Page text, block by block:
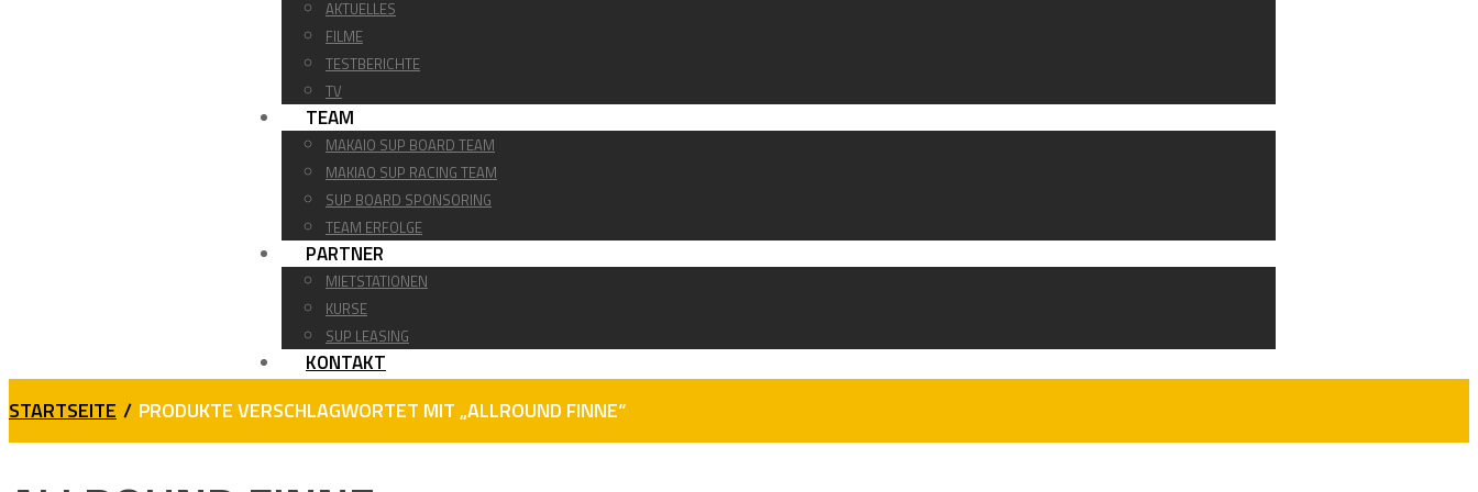
AKTUELLES
FILME
TESTBERICHTE
TV
TEAM
MAKAIO SUP BOARD TEAM
MAKIAO SUP RACING TEAM
SUP BOARD SPONSORING
TEAM ERFOLGE
PARTNER
MIETSTATIONEN
KURSE
SUP LEASING
KONTAKT
STARTSEITE / PRODUKTE VERSCHLAGWORTET MIT „ALLROUND FINNE“